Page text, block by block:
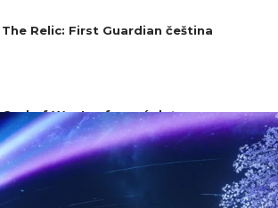
The Relic: First Guardian čeština
God of War Laufey má datum
vydání! Na PS5 dorazí začátkem
roku 2027
Lucasfilm údajně ukončil